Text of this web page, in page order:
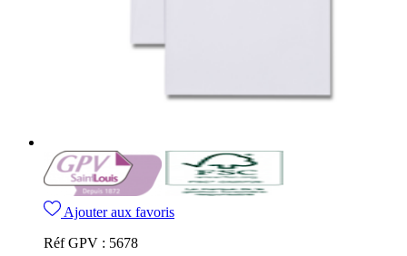
Ajouter aux favoris
Réf GPV : 5678